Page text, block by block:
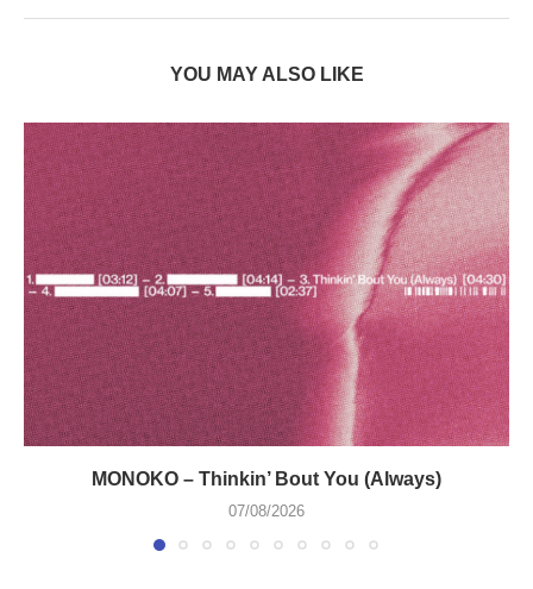
YOU MAY ALSO LIKE
MONOKO – Thinkin’ Bout You (Always)
07/08/2026